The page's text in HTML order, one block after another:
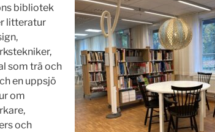
bibliotek
litteratur
som trä och
en uppsjö
om
och